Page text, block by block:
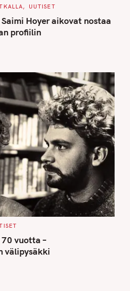
UUTISET
Hoyer aikovat nostaa
profiilin
vuotta –
välipysäkki